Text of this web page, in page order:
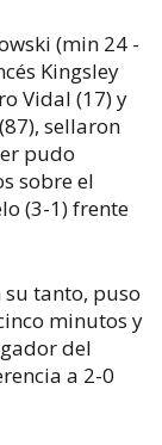
(min 24 -
Kingsley
Vidal (17) y
sellaron
pudo
sobre el
(3-1) frente
tanto, puso
minutos y
del
a 2-0